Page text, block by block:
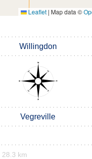
Leaflet | Map data ©
Willingdon
Vegreville
28.3 km